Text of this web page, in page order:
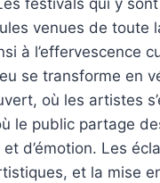
festivals qui y
venues de toute
à l’effervescence
se transforme en
où les artistes
le public partage
d’émotion. Les
et la mise